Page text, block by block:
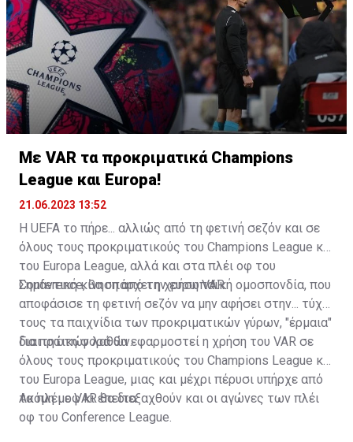
Με VAR τα προκριματικά Champions
League και Europa!
21.06.2023 13:52
Η UEFA το πήρε... αλλιώς από τη φετινή σεζόν και σε
όλους τους προκριματικούς του Champions League και
του Europa League, αλλά και στα πλέι οφ του
Conference, θα υπάρχει η χρήση VAR.
Σημαντική κίνηση από την ευρωπαϊκή ομοσπονδία, που
αποφάσισε τη φετινή σεζόν να μην αφήσει στην... τύχη
τους τα παιχνίδια των προκριματικών γύρων, "έρμαια"
διαιτητικών λαθών.
Για πρώτη φορά θα εφαρμοστεί η χρήση του VAR σε
όλους τους προκριματικούς του Champions League και
του Europa League, μιας και μέχρι πέρυσι υπήρχε από
τα πλέι οφ κι έπειτα.
Ακόμη με VAR θα διεξαχθούν και οι αγώνες των πλέι
οφ του Conference League.